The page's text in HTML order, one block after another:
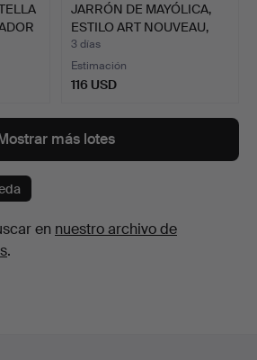
JARRÓN DE MAYÓLICA,
ESTILO ART NOUVEAU,
PI…
3 días
Estimación
116 USD
más lotes
en nuestro archivo de
.